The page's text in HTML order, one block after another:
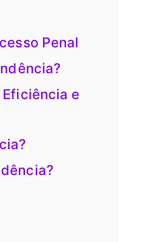
Penal
e